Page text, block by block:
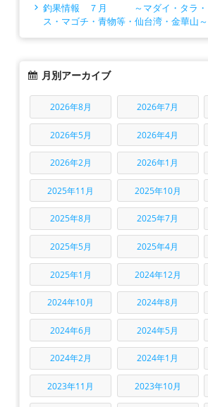
釣果情報 ７月 ～マダイ・タラ・
ス・マゴチ・青物等・仙台湾・金華山～
月別アーカイブ
2026年8月 2026年7月
2026年5月 2026年4月
2026年2月 2026年1月
2025年11月 2025年10月
2025年8月 2025年7月
2025年5月 2025年4月
2025年1月 2024年12月
2024年10月 2024年8月
2024年6月 2024年5月
2024年2月 2024年1月
2023年11月 2023年10月